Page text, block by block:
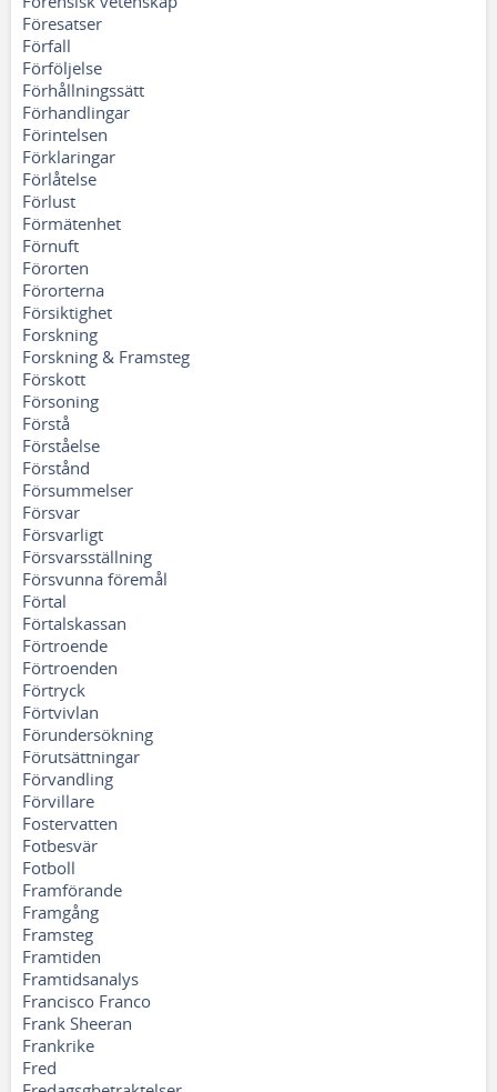
Föresatser
Förfall
Förföljelse
Förhållningssätt
Förhandlingar
Förintelsen
Förklaringar
Förlåtelse
Förlust
Förmätenhet
Förnuft
Förorten
Förorterna
Försiktighet
Forskning
Forskning & Framsteg
Förskott
Försoning
Förstå
Förståelse
Förstånd
Försummelser
Försvar
Försvarligt
Försvarsställning
Försvunna föremål
Förtal
Förtalskassan
Förtroende
Förtroenden
Förtryck
Förtvivlan
Förundersökning
Förutsättningar
Förvandling
Förvillare
Fostervatten
Fotbesvär
Fotboll
Framförande
Framgång
Framsteg
Framtiden
Framtidsanalys
Francisco Franco
Frank Sheeran
Frankrike
Fred